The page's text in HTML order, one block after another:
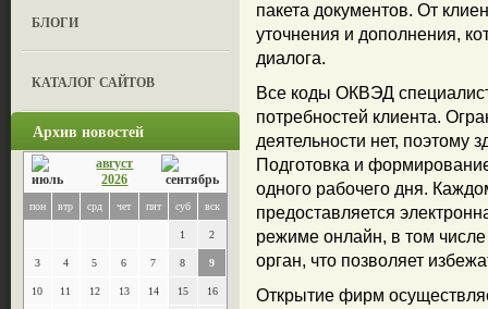
БЛОГИ
КАТАЛОГ САЙТОВ
Архив новостей
август
2026
пон втр срд чет пят суб вск
1 2
3 4 5 6 7 8 9
10 11 12 13 14 15 16
пакета документов. От
уточнения и дополнения,
диалога.
Все коды ОКВЭД
потребностей клиента.
деятельности нет, поэтому
Подготовка и
одного рабочего дня.
предоставляется
режиме онлайн, в том
орган, что позволяет
Открытие фирм